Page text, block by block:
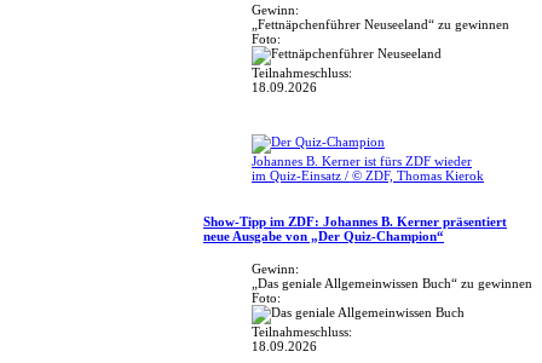
Gewinn:
„Fettnäpchenführer Neuseeland“ zu gewinnen
Foto:
Teilnahmeschluss:
18.09.2026
Johannes B. Kerner ist fürs ZDF wieder
im Quiz-Einsatz / © ZDF, Thomas Kierok
Show-Tipp im ZDF: Johannes B. Kerner präsentiert
neue Ausgabe von „Der Quiz-Champion“
Gewinn:
„Das geniale Allgemeinwissen Buch“ zu gewinnen
Foto:
Teilnahmeschluss:
18.09.2026